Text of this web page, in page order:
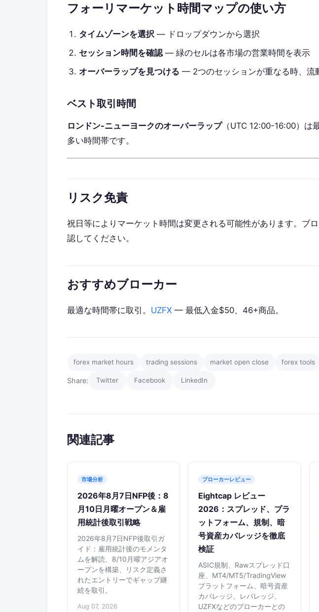
フォーリマーケット時間マップの使い方
タイムゾーンを選択 — ドロップダウンから選択
セッション時間を確認— 緑のセルは各市場の営業時間を表示
オーバーラップを見つける — 2つのセッションが重なる時、流
ベスト取引時間
ロンドン-ニューヨークのオーバーラップ（UTC 12:00-16:00）は
多い時間帯です。
リスク免責
祝日等によりマーケット時間は変更される可能性があります。ブ
認してください。
おすすめブローカー
最適な時間帯に取引。 UZFX — 最低入金$50、46+商品。
forex market hours trading sessions market open close forex tools
Share: Twitter Facebook LinkedIn
関連記事
市場分析
2026年8月7日NFP後：8
月10日月曜オープン＆雇
用統計後取引戦略
2026年8月7日NFP後取引ガ
イド：雇用統計後のモメンタ
ムを解読、8/10月曜アジアオ
ープンを構築、リスク定義さ
れたエントリーでギャップ継
続を取引。
Aug 07, 2026
ブローカーレビュー
Eightcap レビュー
2026：スプレッド、プラ
ットフォーム、規制、暗
号資産カバレッジを徹底
検証
ASIC規制、Rawスプレッド口
座、MT4/MT5/TradingView
プラットフォーム、暗号資産
カバレッジ、レバレッジ、
UZFXなどのブローカーとの